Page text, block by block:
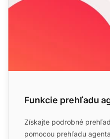
Funkcie prehľadu
Získajte podrobné
pomocou prehľadu